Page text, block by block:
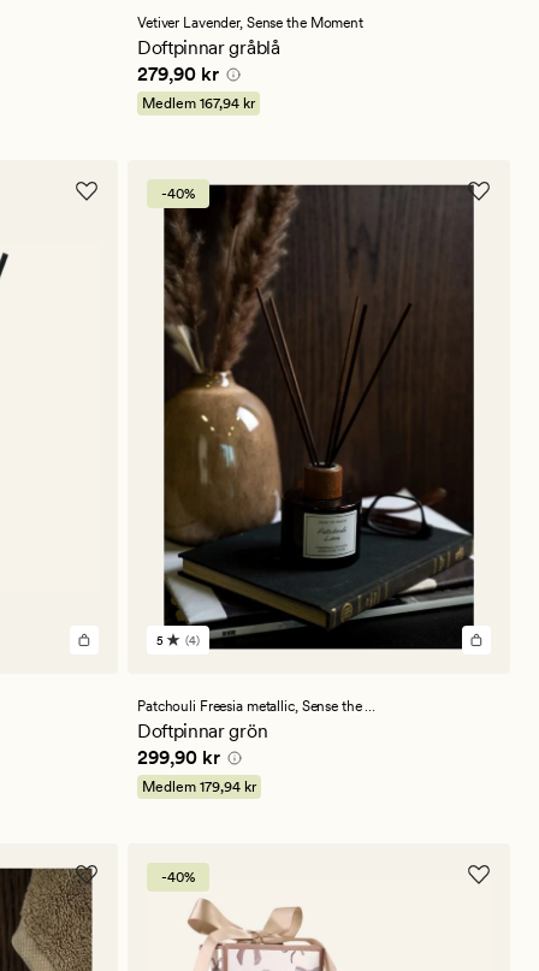
Vetiver Lavender, Sense the Moment
Doftpinnar gråblå
Pris 279,90 kr
279,90 kr
Medlem 167,94 kr
-40%
4
ett
genomsnittligt
betyg
på
5
5 (4)
Patchouli Freesia metallic, Sense the Moment
Doftpinnar grön
Pris 299,90 kr
299,90 kr
Medlem 179,94 kr
-40%